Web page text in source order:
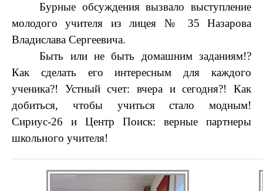
Бурные обсуждения вызвало выступление
молодого учителя из лицея № 35 Назарова
Владислава Сергеевича.
Быть или не быть домашним заданиям!?
Как сделать его интересным для каждого
ученика?! Устный счет: вчера и сегодня?! Как
добиться, чтобы учиться стало модным!
Сириус-26 и Центр Поиск: верные партнеры
школьного учителя!